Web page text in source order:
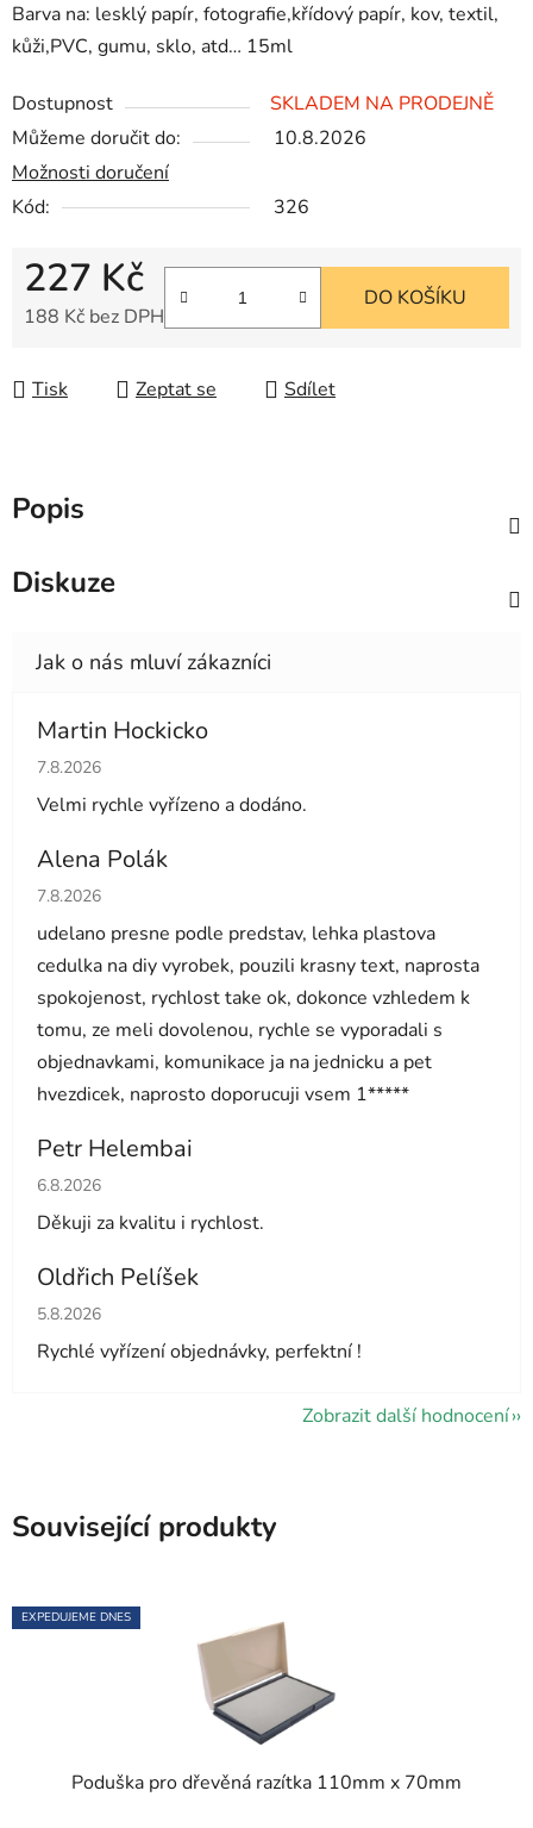
Barva na: lesklý papír, fotografie,křídový papír, kov, textil,
kůži,PVC, gumu, sklo, atd… 15ml
Dostupnost
SKLADEM NA PRODEJNĚ
Můžeme doručit do:
10.8.2026
Možnosti doručení
Kód:
326
227 Kč
188 Kč bez DPH
DO KOŠÍKU
Tisk Zeptat se Sdílet
Popis
Diskuze
Martin Hockicko
Hodnocení obchodu je 5 z 5 hvězdiček.
7.8.2026
Velmi rychle vyřízeno a dodáno.
Alena Polák
Hodnocení obchodu je 5 z 5 hvězdiček.
7.8.2026
udelano presne podle predstav, lehka plastova
cedulka na diy vyrobek, pouzili krasny text, naprosta
spokojenost, rychlost take ok, dokonce vzhledem k
tomu, ze meli dovolenou, rychle se vyporadali s
objednavkami, komunikace ja na jednicku a pet
hvezdicek, naprosto doporucuji vsem 1*****
Petr Helembai
Hodnocení obchodu je 5 z 5 hvězdiček.
6.8.2026
Děkuji za kvalitu i rychlost.
Oldřich Pelíšek
Hodnocení obchodu je 5 z 5 hvězdiček.
5.8.2026
Rychlé vyřízení objednávky, perfektní !
Zobrazit další hodnocení
Související produkty
EXPEDUJEME DNES
Poduška pro dřevěná razítka 110mm x 70mm